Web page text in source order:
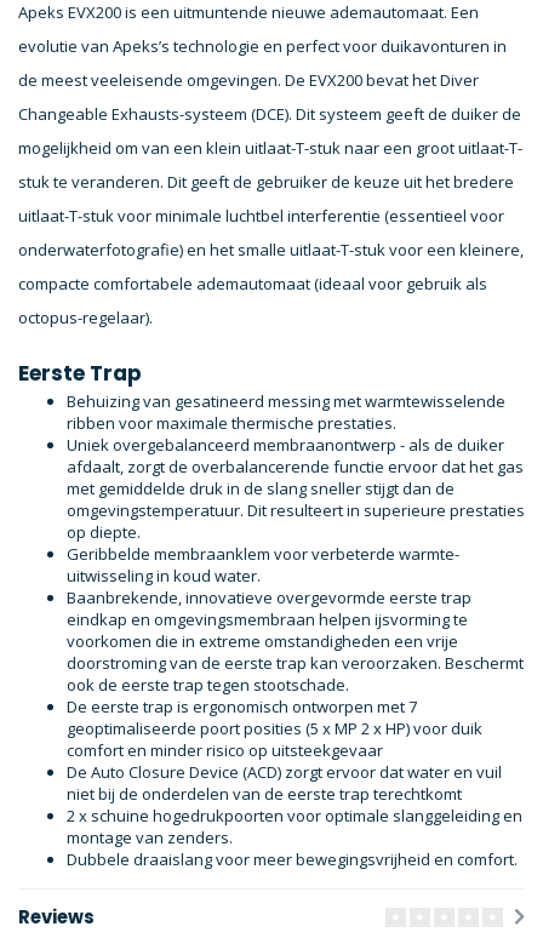
Apeks EVX200 is een uitmuntende nieuwe ademautomaat. Een
evolutie van Apeks’s technologie en perfect voor duikavonturen in
de meest veeleisende omgevingen. De EVX200 bevat het Diver
Changeable Exhausts-systeem (DCE). Dit systeem geeft de duiker de
mogelijkheid om van een klein uitlaat-T-stuk naar een groot uitlaat-T-
stuk te veranderen. Dit geeft de gebruiker de keuze uit het bredere
uitlaat-T-stuk voor minimale luchtbel interferentie (essentieel voor
onderwaterfotografie) en het smalle uitlaat-T-stuk voor een kleinere,
compacte comfortabele ademautomaat (ideaal voor gebruik als
octopus-regelaar).
Eerste Trap
Behuizing van gesatineerd messing met warmtewisselende
ribben voor maximale thermische prestaties.
Uniek overgebalanceerd membraanontwerp - als de duiker
afdaalt, zorgt de overbalancerende functie ervoor dat het gas
met gemiddelde druk in de slang sneller stijgt dan de
omgevingstemperatuur. Dit resulteert in superieure prestaties
op diepte.
Geribbelde membraanklem voor verbeterde warmte-
uitwisseling in koud water.
Baanbrekende, innovatieve overgevormde eerste trap
eindkap en omgevingsmembraan helpen ijsvorming te
voorkomen die in extreme omstandigheden een vrije
doorstroming van de eerste trap kan veroorzaken. Beschermt
ook de eerste trap tegen stootschade.
De eerste trap is ergonomisch ontworpen met 7
geoptimaliseerde poort posities (5 x MP 2 x HP) voor duik
comfort en minder risico op uitsteekgevaar
De Auto Closure Device (ACD) zorgt ervoor dat water en vuil
niet bij de onderdelen van de eerste trap terechtkomt
2 x schuine hogedrukpoorten voor optimale slanggeleiding en
montage van zenders.
Dubbele draaislang voor meer bewegingsvrijheid en comfort.
Reviews